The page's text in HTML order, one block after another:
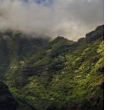
עברית
Hrvatski
Čeština
(